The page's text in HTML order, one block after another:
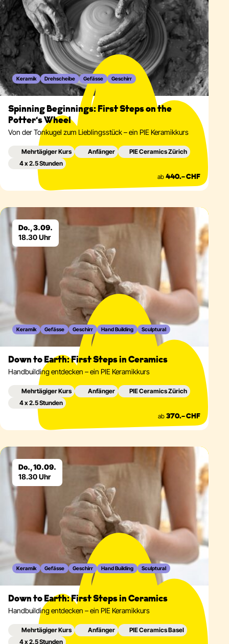
Keramik Drehscheibe Gefässe Geschirr
Spinning Beginnings: First Steps on the
Potter‘s Wheel
Von der Tonkugel zum Lieblingsstück – ein PIE Keramikkurs
Mehrtägiger Kurs Anfänger
PIE Ceramics Zürich
4 x 2.5 Stunden
ab 440.– CHF
Do., 3.09.
18.30 Uhr
Keramik Gefässe Geschirr Hand Building Sculptural
Down to Earth: First Steps in Ceramics
Handbuilding entdecken – ein PIE Keramikkurs
Mehrtägiger Kurs Anfänger
PIE Ceramics Zürich
4 x 2.5 Stunden
ab 370.– CHF
Do., 10.09.
18.30 Uhr
Keramik Gefässe Geschirr Hand Building Sculptural
Down to Earth: First Steps in Ceramics
Handbuilding entdecken – ein PIE Keramikkurs
Mehrtägiger Kurs Anfänger
PIE Ceramics Basel
4 x 2.5 Stunden